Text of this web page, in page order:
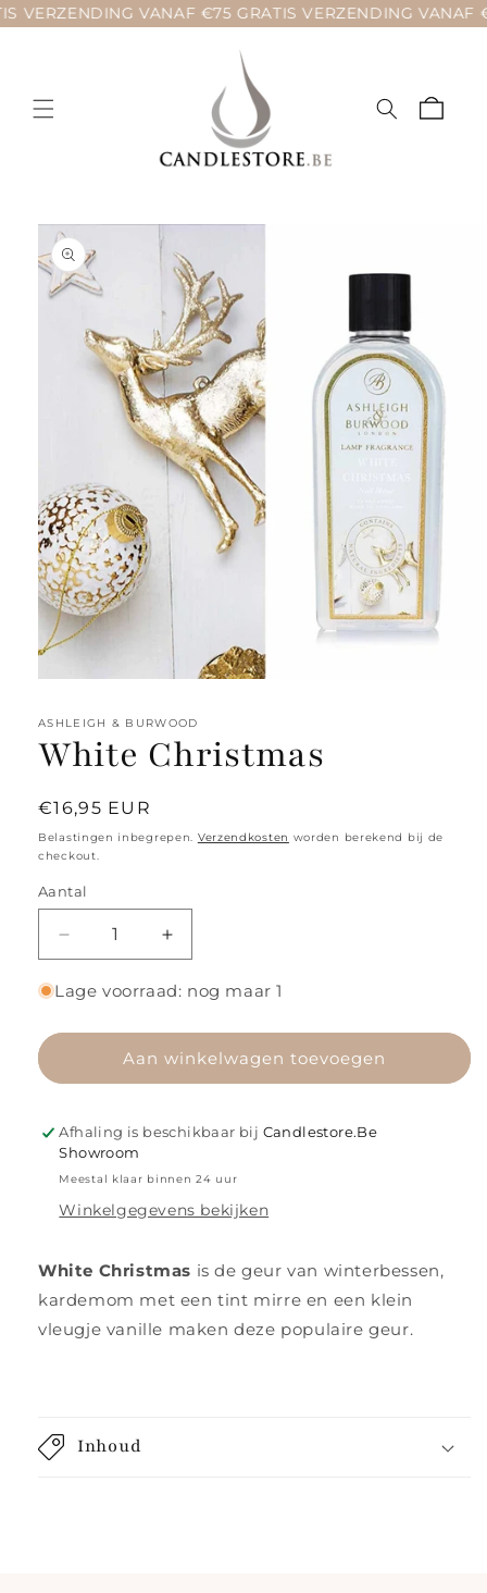
Meteen
naar de
VANAF €75 GRATIS
direct naar
openen
modaal
ASHLEIGH & BURWOOD
White Christmas
Normale
prijs
€16,95 EUR
Belastingen inbegrepen. Verzendkosten worden berekend bij de
checkout.
Aantal
Aantal
verlagen
voor
Christmas
Aantal
verhogen
voor
Christmas
Lage voorraad: nog maar 1
Aan winkelwagen toevoegen
Afhaling is beschikbaar bij Candlestore.Be
Showroom
Meestal klaar binnen 24 uur
Winkelgegevens bekijken
White Christmas is de geur van winterbessen,
kardemom met een tint mirre en een klein
vleugje vanille maken deze populaire geur.
Inhoud